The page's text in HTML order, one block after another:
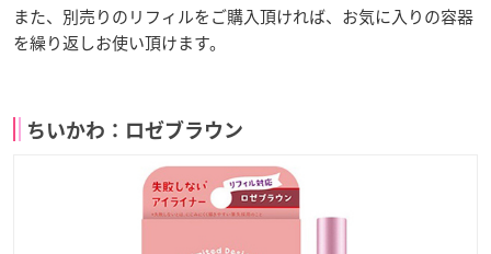
また、別売りのリフィルをご購入頂ければ、お気に入りの容器
を繰り返しお使い頂けます。
ちいかわ：ロゼブラウン